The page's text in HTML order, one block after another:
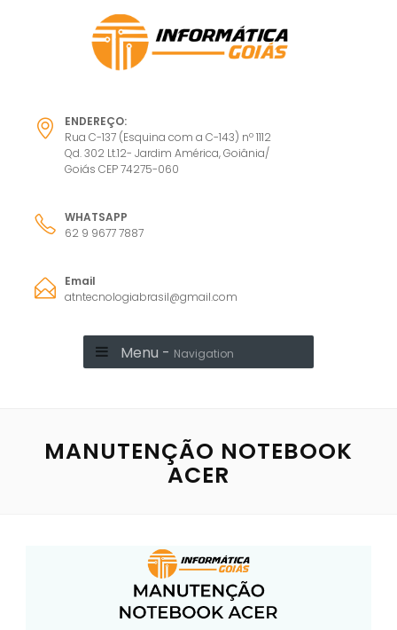
ENDEREÇO:
Rua C-137 (Esquina com a C-143) nº 1112
Qd. 302 Lt.12- Jardim América, Goiânia/
Goiás CEP 74275-060
WHATSAPP
62 9 9677 7887
Email
atntecnologiabrasil@gmail.com
Menu - Navigation
MANUTENÇÃO NOTEBOOK
ACER